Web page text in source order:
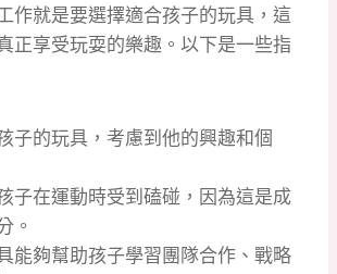
作就是要選擇適合孩子的玩具，這
正享受玩耍的樂趣。以下是一些指
子的玩具，考慮到他的興趣和個
子在運動時受到磕碰，因為這是成
。
能夠幫助孩子學習團隊合作、戰略